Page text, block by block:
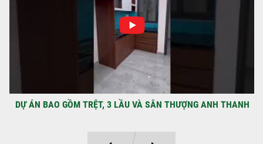
LạcGia chủ: Anh Kỳ Xây Dựng Sao Việt chính
thức hoàn tất và...
DỰ ÁN BAO GỒM TRỆT, 3 LẦU VÀ SÂN THƯỢNG ANH THANH